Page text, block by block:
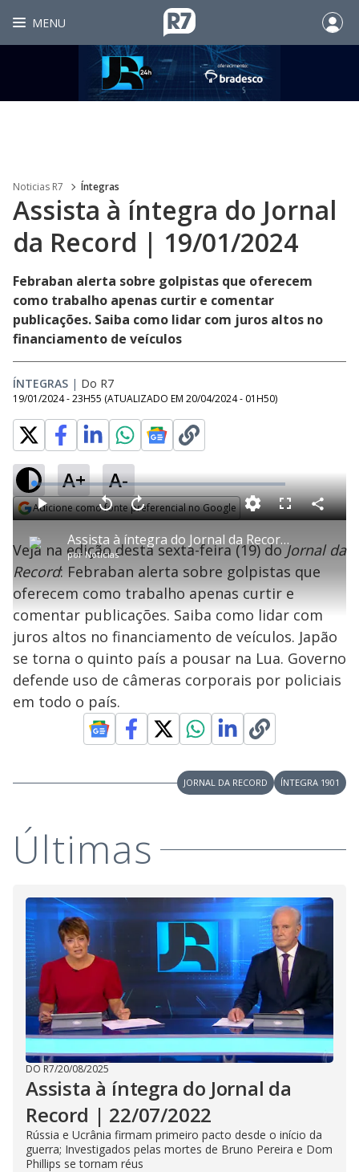
MENU
Noticias R7 Íntegras
Assista à íntegra do Jornal
da Record | 19/01/2024
Febraban alerta sobre golpistas que oferecem
como trabalho apenas curtir e comentar
publicações. Saiba como lidar com juros altos no
financiamento de veículos
ÍNTEGRAS | Do R7
19/01/2024 - 23H55 (ATUALIZADO EM 20/04/2024 - 01H50)
A+ A-
Adicione como fonte preferencial no Google
P
l
a
y
V
i
d
e
o
Assista à íntegra do Jornal da Record | 19/01/2024
por Notícias
P V
t
a
r
1
0
e
g
n
d
s
A
a
n
ç
a
s
e
u
n
o
s
M
u
L
o
a
d
e
:
0
.
3
1
%
F
l
s
c
e
n
C
o
a
r
i
l
Veja na edição desta sexta-feira (19) doJornal da
Record: Febraban alerta sobre golpistas que
oferecem como trabalho apenas curtir e
comentar publicações. Saiba como lidar com
juros altos no financiamento de veículos. Japão
se torna o quinto país a pousar na Lua. Governo
defende uso de câmeras corporais por policiais
em todo o país.
JORNAL DA RECORD ÍNTEGRA 1901
Últimas
DO R7/20/08/2025
Assista à íntegra do Jornal da
Record | 22/07/2022
Rússia e Ucrânia firmam primeiro pacto desde o início da
guerra; Investigados pelas mortes de Bruno Pereira e Dom
Phillips se tornam réus